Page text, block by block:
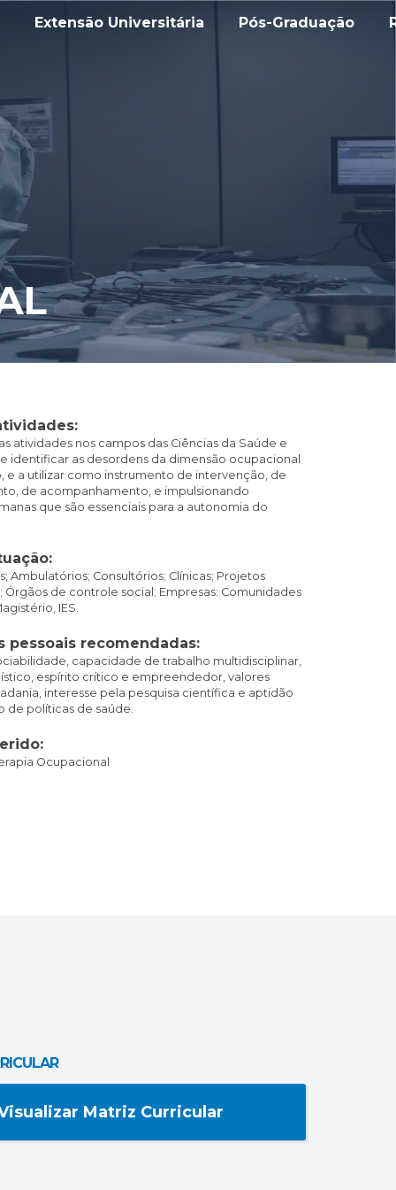
Extensão Universitária Pós-Graduação
atividades nos campos das Ciências da Saúde e
identificar as desordens da dimensão ocupacional
e a utilizar como instrumento de intervenção, de
de acompanhamento, e impulsionando
que são essenciais para a autonomia do
Ambulatórios; Consultórios; Clínicas; Projetos
Órgãos de controle social; Empresas: Comunidades
IES.
pessoais recomendadas:
capacidade de trabalho multidisciplinar,
espírito crítico e empreendedor, valores
interesse pela pesquisa científica e aptidão
de políticas de saúde.
Ocupacional
Matriz Curricular